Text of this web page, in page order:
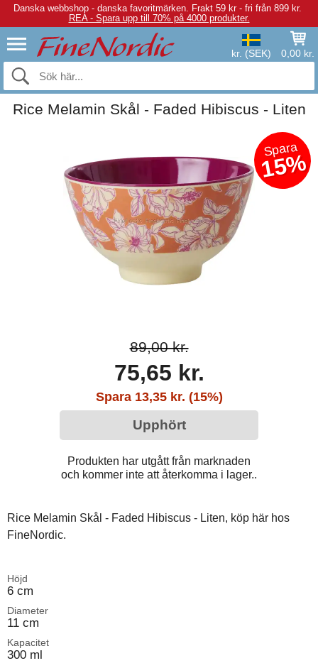
Danska webbshop - danska favoritmärken. Frakt 59 kr - fri från 899 kr.
REA - Spara upp till 70% på 4000 produkter.
kr. (SEK) 0,00 kr.
Rice Melamin Skål - Faded Hibiscus - Liten
Spara
15%
89,00 kr.
75,65 kr.
Spara 13,35 kr. (15%)
Upphört
Produkten har utgått från marknaden
och kommer inte att återkomma i lager..
Rice Melamin Skål - Faded Hibiscus - Liten, köp här hos
FineNordic.
Höjd
6 cm
Diameter
11 cm
Kapacitet
300 ml